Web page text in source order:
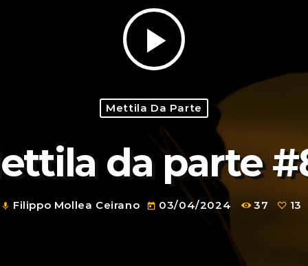
play_arrow
Mettila Da Parte
da parte
mic Filippo Mollea Ceirano today 03/04/2024 37 13